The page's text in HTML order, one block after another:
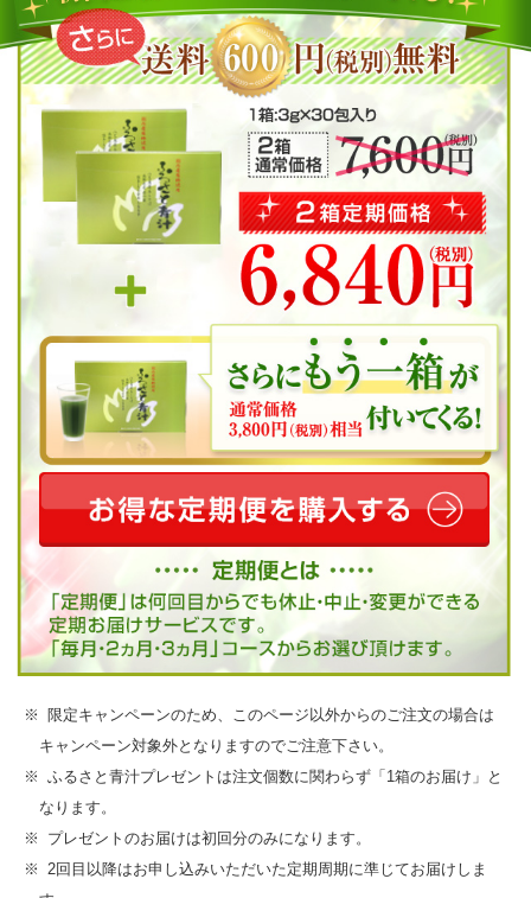
限定キャンペーンのため、このページ以外からのご注文の場合は
キャンペーン対象外となりますのでご注意下さい。
ふるさと青汁プレゼントは注文個数に関わらず「1箱のお届け」と
なります。
プレゼントのお届けは初回分のみになります。
2回目以降はお申し込みいただいた定期周期に準じてお届けしま